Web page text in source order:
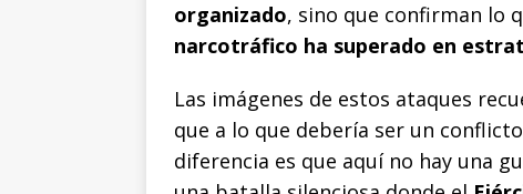
organizado, sino que confirman lo
narcotráfico ha superado en
Las imágenes de estos ataques
que a lo que debería ser un
diferencia es que aquí no hay una